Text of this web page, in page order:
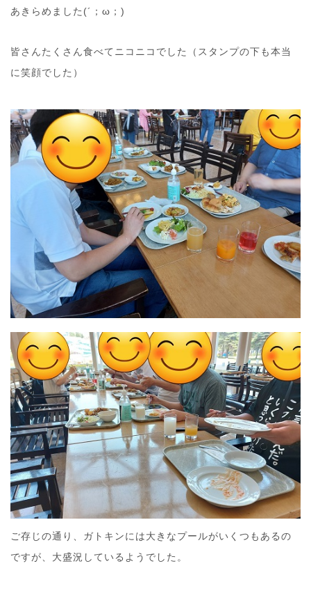
あきらめました(´；ω；)
皆さんたくさん食べてニコニコでした（スタンプの下も本当
に笑顔でした）
ご存じの通り、ガトキンには大きなプールがいくつもあるの
ですが、大盛況しているようでした。